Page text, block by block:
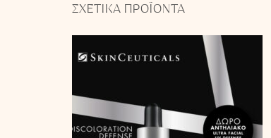
ΣΧΕΤΙΚΆ ΠΡΟΪΌΝΤΑ